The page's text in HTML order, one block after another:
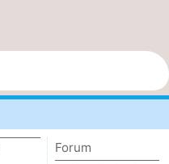
Forum